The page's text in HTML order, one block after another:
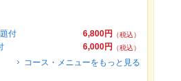
6,800円
（税込）
付
6,000円
（税込）
コース・メニューをもっと見る